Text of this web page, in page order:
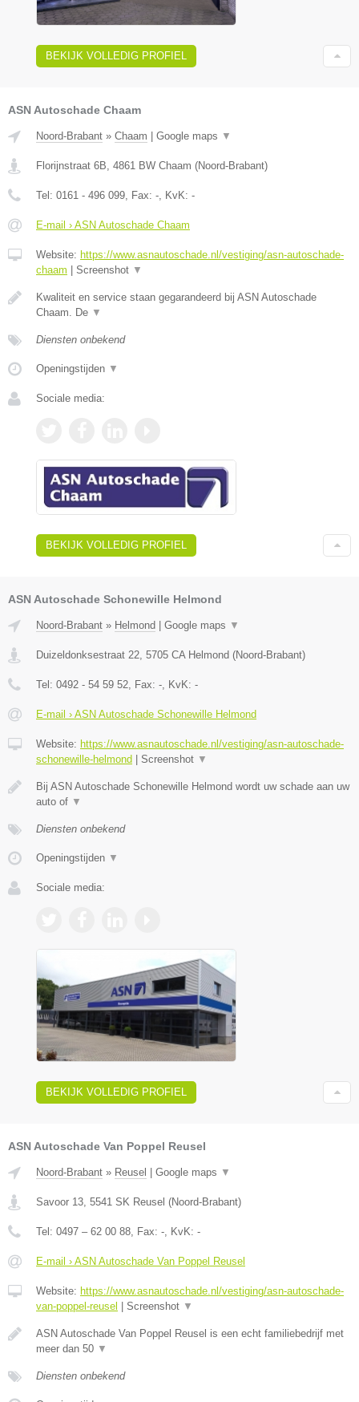
BEKIJK VOLLEDIG PROFIEL
ASN Autoschade Chaam
Noord-Brabant » Chaam | Google maps ▼
Florijnstraat 6B 4861 BW Chaam (Noord-Brabant)
Tel: 0161 - 496 099 , Fax: - , KvK: -
E-mail › ASN Autoschade Chaam
Website: https://www.asnautoschade.nl/vestiging/asn-autoschade-
chaam | Screenshot ▼
Kwaliteit en service staan gegarandeerd bij ASN Autoschade
Chaam. De ▼
Diensten onbekend
Openingstijden ▼
Sociale media:
BEKIJK VOLLEDIG PROFIEL
ASN Autoschade Schonewille Helmond
Noord-Brabant » Helmond Google maps ▼
Duizeldonksestraat 22, 5705 CA Helmond (Noord-Brabant)
Tel: 0492 - 54 59 52, Fax: -, KvK: -
E-mail › ASN Autoschade Schonewille Helmond
Website: https://www.asnautoschade.nl/vestiging/asn-autoschade-
schonewille-helmond
Screenshot ▼
Bij ASN Autoschade Schonewille Helmond wordt uw schade aan uw
auto of ▼
Diensten onbekend
Openingstijden ▼
Sociale media:
BEKIJK VOLLEDIG PROFIEL
ASN Autoschade Van Poppel Reusel
Noord-Brabant » Reusel Google maps ▼
Savoor 13 5541 SK Reusel (Noord-Brabant)
Tel: 0497 – 62 00 88 , Fax: - , KvK: -
E-mail › ASN Autoschade Van Poppel Reusel
Website: https://www.asnautoschade.nl/vestiging/asn-autoschade-
van-poppel-reusel
Screenshot ▼
ASN Autoschade Van Poppel Reusel is een echt familiebedrijf met
meer dan 50 ▼
Diensten onbekend